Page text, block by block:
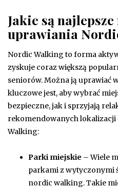
Jakie są
uprawiania
Nordic Walking to forma
zyskuje coraz większą
seniorów. Można ją uprawiać
kluczowe jest, aby wybrać
bezpieczne, jak i sprzyjają
rekomendowanych
Walking:
Parki miejskie – Wiele
parkami z wytyczonymi
nordic walking. Takie